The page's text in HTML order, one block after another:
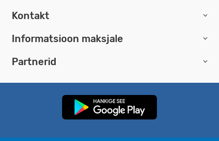
Kontakt
Informatsioon maksjale
Partnerid